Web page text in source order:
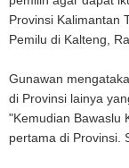
Provinsi Kalimantan
Pemilu di Kalteng,
Gunawan
di Provinsi lainya
"Kemudian Bawaslu
pertama di Provinsi.